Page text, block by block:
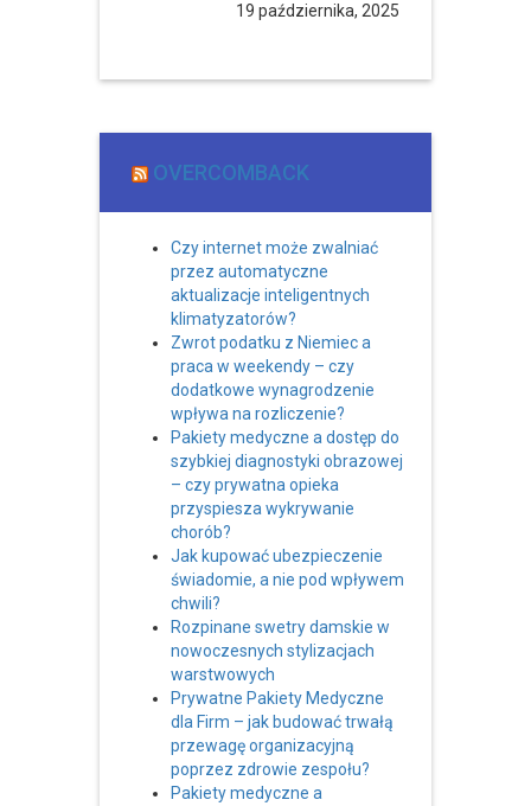
19 października, 2025
OVERCOMBACK
Czy internet może zwalniać
przez automatyczne
aktualizacje inteligentnych
klimatyzatorów?
Zwrot podatku z Niemiec a
praca w weekendy – czy
dodatkowe wynagrodzenie
wpływa na rozliczenie?
Pakiety medyczne a dostęp do
szybkiej diagnostyki obrazowej
– czy prywatna opieka
przyspiesza wykrywanie
chorób?
Jak kupować ubezpieczenie
świadomie, a nie pod wpływem
chwili?
Rozpinane swetry damskie w
nowoczesnych stylizacjach
warstwowych
Prywatne Pakiety Medyczne
dla Firm – jak budować trwałą
przewagę organizacyjną
poprzez zdrowie zespołu?
Pakiety medyczne a